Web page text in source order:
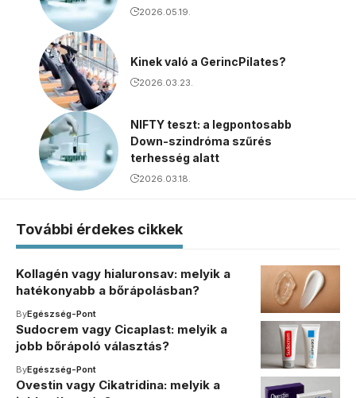
2026.05.19.
Kinek való a GerincPilates?
2026.03.23.
NIFTY teszt: a legpontosabb
Down-szindróma szűrés
terhesség alatt
2026.03.18.
További érdekes cikkek
Kollagén vagy hialuronsav: melyik a
hatékonyabb a bőrápolásban?
ByEgészség-Pont
Sudocrem vagy Cicaplast: melyik a
jobb bőrápoló választás?
ByEgészség-Pont
Ovestin vagy Cikatridina: melyik a